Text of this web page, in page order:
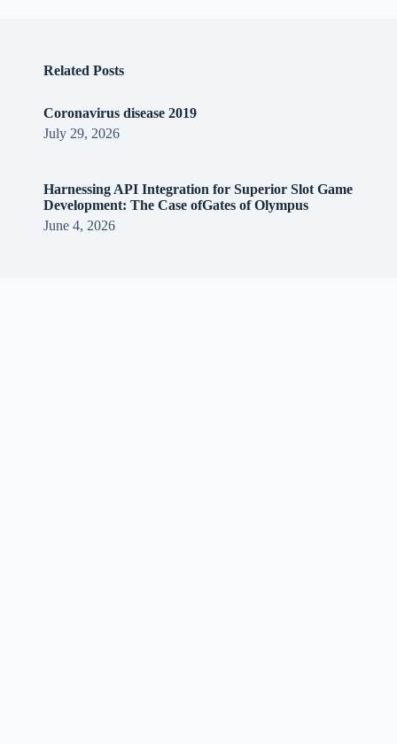
Related Posts
Coronavirus disease 2019
July 29, 2026
Harnessing API Integration for Superior Slot Game
Development: The Case ofGates of Olympus
June 4, 2026